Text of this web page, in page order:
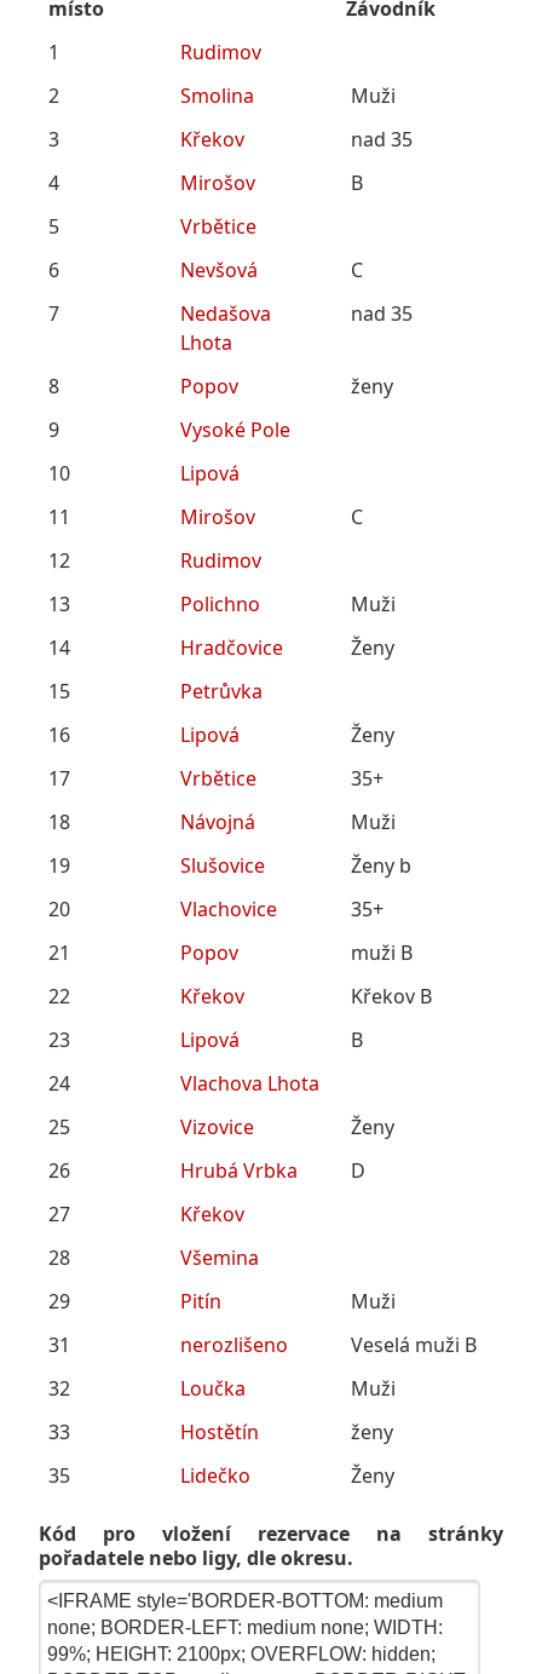
místo
Závodník
1
Rudimov
2
Smolina
Muži
3
Křekov
nad 35
4
Mirošov
B
5
Vrbětice
6
Nevšová
C
7
Nedašova
Lhota
nad 35
8 Popov
ženy
9
Vysoké Pole
10
Lipová
11
Mirošov
C
12
Rudimov
13
Polichno
Muži
14
Hradčovice
Ženy
15
Petrůvka
16
Lipová
Ženy
17
Vrbětice
35+
18
Návojná
Muži
19
Slušovice
Ženy b
20
Vlachovice
35+
21
Popov
muži B
22
Křekov
Křekov B
23
Lipová
B
24
Vlachova Lhota
25
Vizovice
Ženy
26
Hrubá Vrbka
D
27
Křekov
28
Všemina
29
Pitín
Muži
31
nerozlišeno
Veselá muži B
32
Loučka
Muži
33
Hostětín
ženy
35
Lidečko Ženy
Kód pro vložení rezervace na stránky
pořadatele nebo ligy, dle okresu.